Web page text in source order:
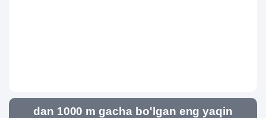
dan 1000 m gacha bo'lgan eng yaqin